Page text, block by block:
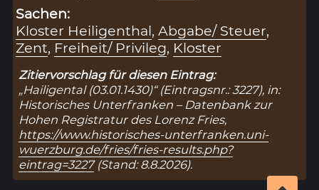
Sachen:
Kloster Heiligenthal,Abgabe/ Steuer,
Zent, Freiheit/ Privileg, Kloster
Zitiervorschlag für diesen Eintrag:
„Hailigental (03.01.1430)“ (Eintragsnr.: 3227), in:
Historisches Unterfranken – Datenbank zur
Hohen Registratur des Lorenz Fries,
https://www.historisches-unterfranken.uni-
wuerzburg.de/fries/fries-results.php?
eintrag=3227(Stand: 8.8.2026).